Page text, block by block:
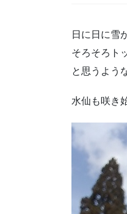
日に日に雪
そろそろト
と思うよう
水仙も咲き